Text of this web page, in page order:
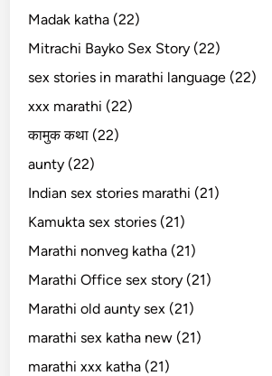
Madak katha (22)
Mitrachi Bayko Sex Story (22)
sex stories in marathi language (22)
xxx marathi (22)
कामुक कथा (22)
aunty (22)
Indian sex stories marathi (21)
Kamukta sex stories (21)
Marathi nonveg katha (21)
Marathi Office sex story (21)
Marathi old aunty sex (21)
marathi sex katha new (21)
marathi xxx katha (21)